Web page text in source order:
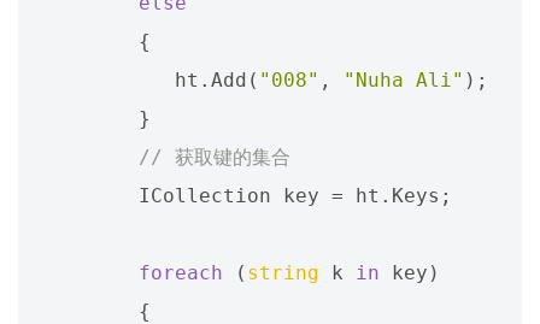
{
ht . Add ( "008" , "Nuha Ali" );
}
// 获取键的集合
ICollection
key = ht . Keys ;
foreach ( string k in key )
{